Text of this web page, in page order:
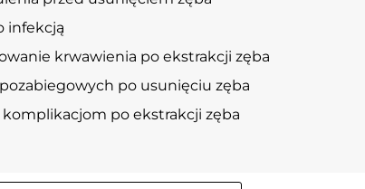
infekcją
krwawienia po ekstrakcji zęba
po usunięciu zęba
po ekstrakcji zęba